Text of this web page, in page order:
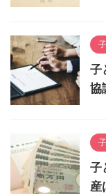
子
協
子
産